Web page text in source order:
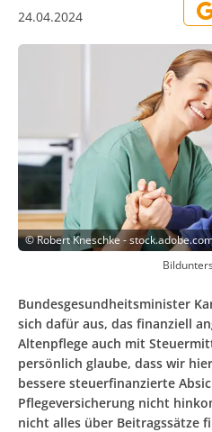
24.04.2024
©Robert Kneschke -
Bundesgesundheitsminister
sich dafür aus, das finanziell
Altenpflege auch mit
persönlich glaube, dass wir
bessere steuerfinanzierte
Pflegeversicherung nicht
nicht alles über Beitragssätze